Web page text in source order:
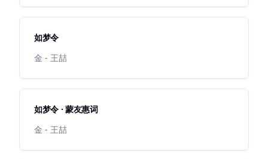
如梦令
金 - 王喆
如梦令 · 蒙友惠词
金 - 王喆